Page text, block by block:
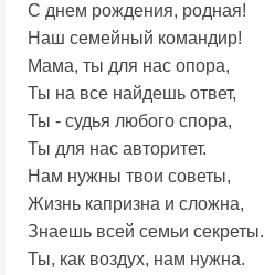
С днем рождения, родная!
Наш семейный командир!
Мама, ты для нас опора,
Ты на все найдешь ответ,
Ты - судья любого спора,
Ты для нас авторитет.
Нам нужны твои советы,
Жизнь капризна и сложна,
Знаешь всей семьи секреты.
Ты, как воздух, нам нужна.